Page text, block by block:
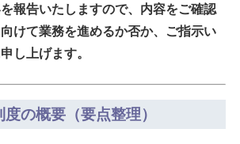
報告いたしますので、内容をご確認
けて業務を進めるか否か、ご指示い
し上げます。
の概要（要点整理）